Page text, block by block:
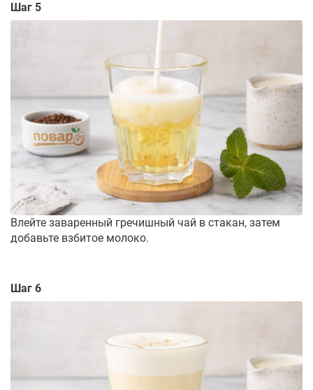
Шаг 5
Влейте заваренный гречишный чай в стакан, затем
добавьте взбитое молоко.
Шаг 6